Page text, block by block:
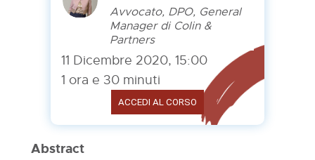
Avvocato, DPO, General
Manager di Colin &
Partners
11 Dicembre 2020, 15:00
1 ora e 30 minuti
ACCEDI AL CORSO
Abstract